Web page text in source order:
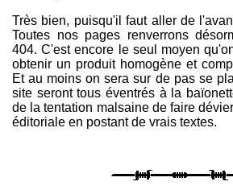
Très bien, puisqu'il faut aller de
Toutes nos pages renverrons
404. C'est encore le seul moyen
obtenir un produit homogène et
Et au moins on sera sur de pas se
site seront tous éventrés à la
de la tentation malsaine de faire
éditoriale en postant de vrais textes.